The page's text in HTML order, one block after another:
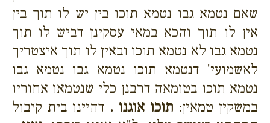
שאם נטמא גבו נטמא תוכו בין יש לו תוך בין
אין לו תוך והכא במאי עסקינן דביש לו תוך
נטמא גבו לא נטמא תוכו ובאין לו תוך איצטריך
לאשמועי' דנטמא תוכו נטמא גבו נטמא גבו
נטמא תוכו בטומאה דרבנן כלי שנטמאו אחוריו
במשקין טמאין: תוכו אוגנו . דהיינו בית קיבול